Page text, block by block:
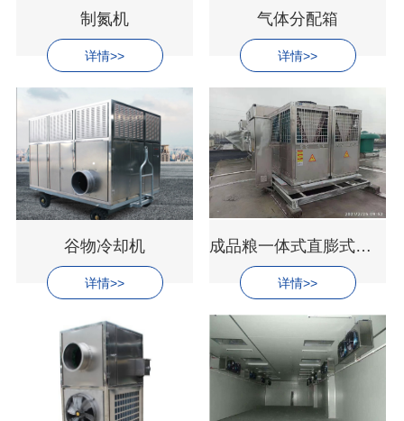
制氮机
详情>>
气体分配箱
详情>>
谷物冷却机
详情>>
成品粮一体式直膨式控温设备
详情>>